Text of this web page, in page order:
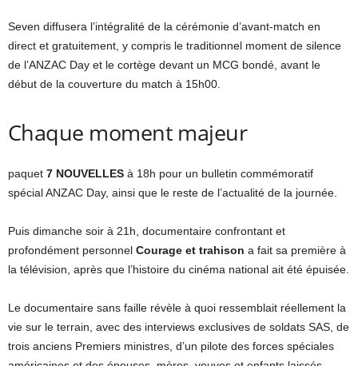
Seven diffusera l’intégralité de la cérémonie d’avant-match en
direct et gratuitement, y compris le traditionnel moment de silence
de l’ANZAC Day et le cortège devant un MCG bondé, avant le
début de la couverture du match à 15h00.
Chaque moment majeur
paquet 7 NOUVELLES à 18h pour un bulletin commémoratif
spécial ANZAC Day, ainsi que le reste de l’actualité de la journée.
Puis dimanche soir à 21h, documentaire confrontant et
profondément personnel Courage et trahison a fait sa première à
la télévision, après que l’histoire du cinéma national ait été épuisée.
Le documentaire sans faille révèle à quoi ressemblait réellement la
vie sur le terrain, avec des interviews exclusives de soldats SAS, de
trois anciens Premiers ministres, d’un pilote des forces spéciales